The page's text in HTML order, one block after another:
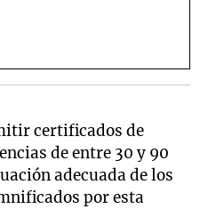
certificados de
de entre 30 y 90
adecuada de los
por esta